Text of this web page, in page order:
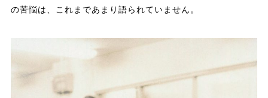
の苦悩は、これまであまり語られていません。